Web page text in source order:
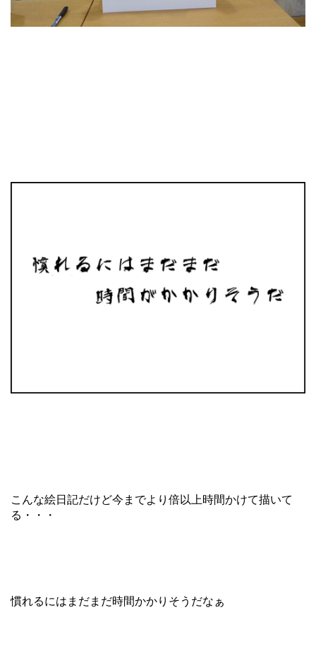
こんな絵日記だけど今までより倍以上時間かけて描いて
る・・・
慣れるにはまだまだ時間かかりそうだなぁ